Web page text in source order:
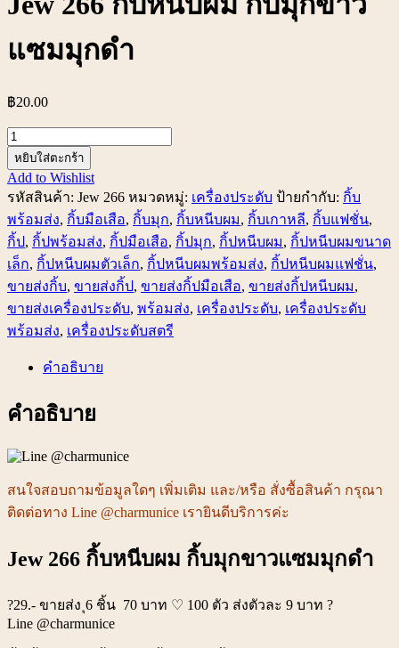
แซมมุกดำ
฿20.00
จำนวน
Jew
266
กิ้บ
หนีบ
ผม กิ้บ
มุก
ขาว
แซม
มุก
หยิบใส่ตะกร้า
Add to Wishlist
รหัสสินค้า: Jew 266 หมวดหมู่: เครื่องประดับ ป้ายกำกับ: กิ้บ
พร้อมส่ง, กิ้บมือเสือ, กิ้บมุก, กิ้บหนีบผม, กิ้บเกาหลี, กิ้บแฟชั่น,
กิ้ป, กิ้ปพร้อมส่ง, กิ้ปมือเสือ, กิ้ปมุก, กิ้ปหนีบผม, กิ้ปหนีบผมขนาด
เล็ก, กิ้ปหนีบผมตัวเล็ก, กิ้ปหนีบผมพร้อมส่ง, กิ้ปหนีบผมแฟชั่น,
ขายส่งกิ้บ, ขายส่งกิ้ป, ขายส่งกิ้ปมือเสือ, ขายส่งกิ้ปหนีบผม,
ขายส่งเครื่องประดับ, พร้อมส่ง, เครื่องประดับ, เครื่องประดับ
พร้อมส่ง, เครื่องประดับสตรี
คำอธิบาย
คำอธิบาย
สนใจสอบถามข้อมูลใดๆ เพิ่มเติม และ/หรือ สั่งซื้อสินค้า กรุณา
ติดต่อทาง Line @charmunice เรายินดีบริการค่ะ
Jew 266 กิ้บหนีบผม กิ้บมุกขาวแซมมุกดำ
?29.- ขายส่ง ุ6 ชิ้น 70 บาท ♡ 100 ตัว ส่งตัวละ 9 บาท ?
Line @charmunice